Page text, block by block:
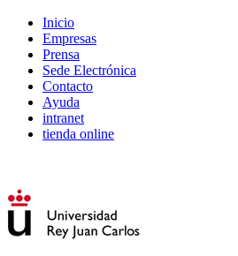
Inicio
Empresas
Prensa
Sede Electrónica
Contacto
Ayuda
intranet
tienda online